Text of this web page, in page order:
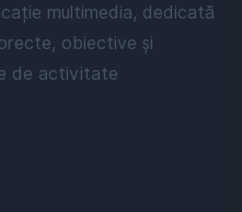
multimedia, dedicată
obiective și
de activitate